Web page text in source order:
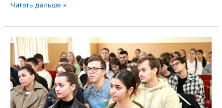
В
институте
социальных
наук
состоялась
встреча
с
ФССП
по
Читать дальше »